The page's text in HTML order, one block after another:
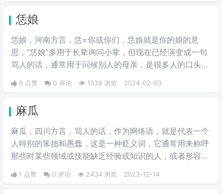
恁娘
恁娘，河南方言，恁=你或你们，恁娘就是你的娘的意
思，“恁娘”多用于长辈询问小辈，但现在已经演变成一句
骂人的话，通常用于问候别人的母亲，是很多人的口头
称呼方式，尤其是在与同辈朋友的交流中。这样的用法旨
0 点赞 0 评论 1339 浏览 2024-02-03
麻瓜
麻瓜，四川方言，骂人的话，作为网络语，就是代表一个
人特别的笨拙和愚蠢，这是一种贬义词，它通常用来称呼
那些对某些领域或技能缺乏经验或知识的人，或者形容一
时常看到网友之间互相对喷麻瓜、孤儿这样的词，尤其是
1 点赞 0 评论 2434 浏览 2023-12-14